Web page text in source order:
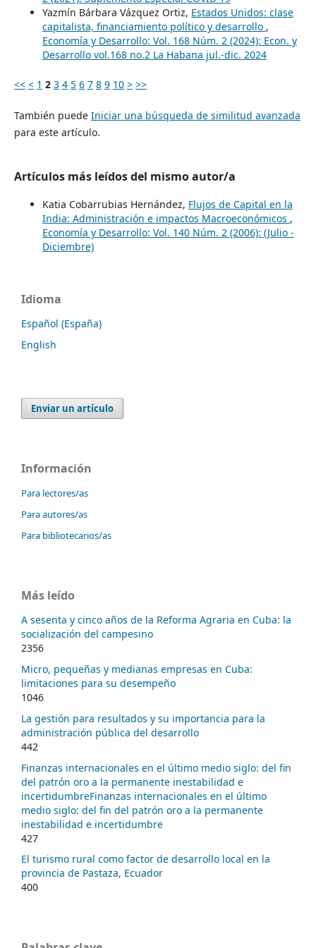
Yazmín Bárbara Vázquez Ortiz, Estados Unidos: clase
capitalista, financiamiento político y desarrollo ,
Economía y Desarrollo: Vol. 168 Núm. 2 (2024): Econ. y
Desarrollo vol.168 no.2 La Habana jul.-dic. 2024
<< < 1 2 3 4 5 6 7 8 9 10 > >>
También puede Iniciar una búsqueda de similitud avanzada
para este artículo.
Artículos más leídos del mismo autor/a
Katia Cobarrubias Hernández, Flujos de Capital en la
India: Administración e impactos Macroeconómicos ,
Economía y Desarrollo: Vol. 140 Núm. 2 (2006): (Julio -
Diciembre)
Idioma
Español (España)
English
Enviar un artículo
Información
Para lectores/as
Para autores/as
Para bibliotecarios/as
Más leído
A sesenta y cinco años de la Reforma Agraria en Cuba: la
socialización del campesino
2356
Micro, pequeñas y medianas empresas en Cuba:
limitaciones para su desempeño
1046
La gestión para resultados y su importancia para la
administración pública del desarrollo
442
Finanzas internacionales en el último medio siglo: del fin
del patrón oro a la permanente inestabilidad e
incertidumbreFinanzas internacionales en el último
medio siglo: del fin del patrón oro a la permanente
inestabilidad e incertidumbre
427
El turismo rural como factor de desarrollo local en la
provincia de Pastaza, Ecuador
400